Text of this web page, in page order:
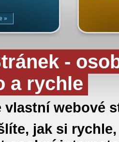
»
-
a rychle
vlastní webové
jak si